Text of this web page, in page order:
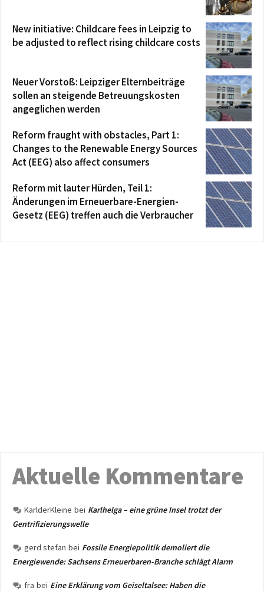
New initiative: Childcare fees in Leipzig to
be adjusted to reflect rising childcare costs
Neuer Vorstoß: Leipziger Elternbeiträge
sollen an steigende Betreuungskosten
angeglichen werden
Reform fraught with obstacles, Part 1:
Changes to the Renewable Energy Sources
Act (EEG) also affect consumers
Reform mit lauter Hürden, Teil 1:
Änderungen im Erneuerbare-Energien-
Gesetz (EEG) treffen auch die Verbraucher
Aktuelle Kommentare
KarlderKleine bei Karlhelga – eine grüne Insel trotzt der
Gentrifizierungswelle
gerd stefan bei Fossile Energiepolitik demoliert die
Energiewende: Sachsens Erneuerbaren-Branche schlägt Alarm
fra bei Eine Erklärung vom Geiseltalsee: Haben die